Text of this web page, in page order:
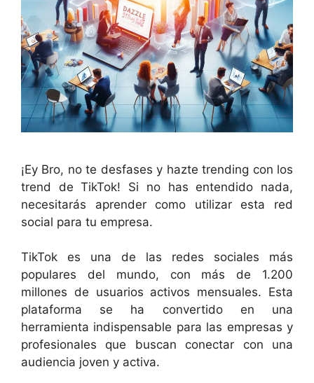
¡Ey Bro, no te desfases y hazte trending con los
trend de TikTok! Si no has entendido nada,
necesitarás aprender como utilizar esta red
social para tu empresa.
TikTok es una de las redes sociales más
populares del mundo, con más de 1.200
millones de usuarios activos mensuales. Esta
plataforma se ha convertido en una
herramienta indispensable para las empresas y
profesionales que buscan conectar con una
audiencia joven y activa.